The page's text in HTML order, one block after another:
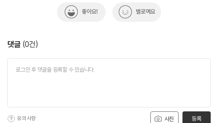
좋아요! 별로예요
댓글 (0건)
사진
유의사항 등록